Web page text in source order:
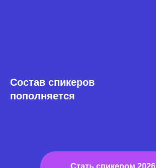
Состав спикеров
пополняется
Стать спикером 2026